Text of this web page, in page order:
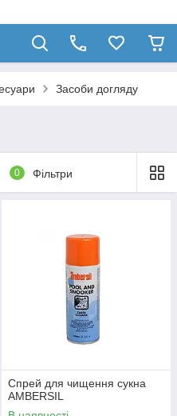
Засоби догляду
0 Фільтри
Спрей для чищення сукна
AMBERSIL